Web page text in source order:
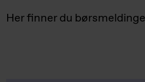
Her finner du